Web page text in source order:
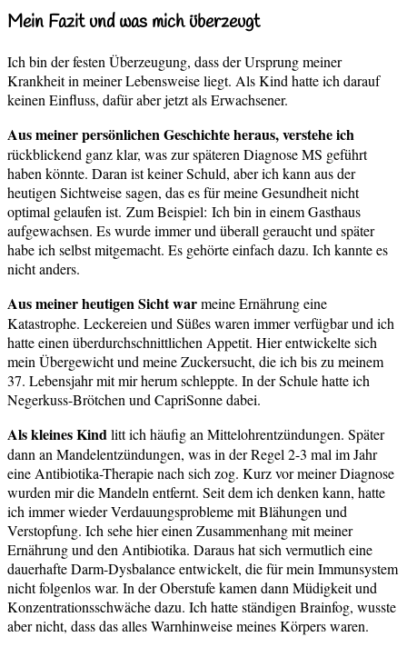
Mein Fazit und was mich überzeugt
Ich bin der festen Überzeugung, dass der Ursprung meiner
Krankheit in meiner Lebensweise liegt. Als Kind hatte ich darauf
keinen Einfluss, dafür aber jetzt als Erwachsener.
Aus meiner persönlichen Geschichte heraus, verstehe ich
rückblickend ganz klar, was zur späteren Diagnose MS geführt
haben könnte. Daran ist keiner Schuld, aber ich kann aus der
heutigen Sichtweise sagen, das es für meine Gesundheit nicht
optimal gelaufen ist. Zum Beispiel: Ich bin in einem Gasthaus
aufgewachsen. Es wurde immer und überall geraucht und später
habe ich selbst mitgemacht. Es gehörte einfach dazu. Ich kannte es
nicht anders.
Aus meiner heutigen Sicht warmeine Ernährung eine
Katastrophe. Leckereien und Süßes waren immer verfügbar und ich
hatte einen überdurchschnittlichen Appetit. Hier entwickelte sich
mein Übergewicht und meine Zuckersucht, die ich bis zu meinem
37. Lebensjahr mit mir herum schleppte. In der Schule hatte ich
Negerkuss-Brötchen und CapriSonne dabei.
Als kleines Kindlitt ich häufig an Mittelohrentzündungen. Später
dann an Mandelentzündungen, was in der Regel 2-3 mal im Jahr
eine Antibiotika-Therapie nach sich zog. Kurz vor meiner Diagnose
wurden mir die Mandeln entfernt. Seit dem ich denken kann, hatte
ich immer wieder Verdauungsprobleme mit Blähungen und
Verstopfung. Ich sehe hier einen Zusammenhang mit meiner
Ernährung und den Antibiotika. Daraus hat sich vermutlich eine
dauerhafte Darm-Dysbalance entwickelt, die für mein Immunsystem
nicht folgenlos war. In der Oberstufe kamen dann Müdigkeit und
Konzentrationsschwäche dazu. Ich hatte ständigen Brainfog, wusste
aber nicht, dass das alles Warnhinweise meines Körpers waren.